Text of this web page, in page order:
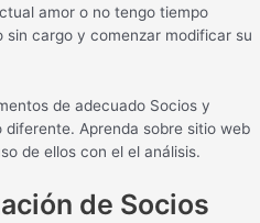
amor o no tengo tiempo
cargo y comenzar modificar su
de adecuado Socios y
Aprenda sobre sitio web
de ellos con el el análisis.
de Socios